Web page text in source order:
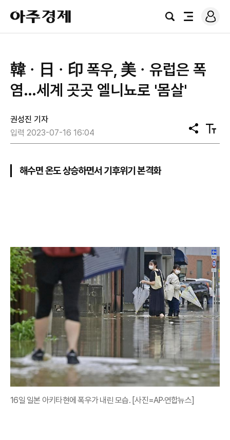
아
주
경
검
전
로
그
韓ㆍ日ㆍ印 폭우, 美ㆍ유럽은 폭
염…세계 곳곳 엘니뇨로 '몸살'
권성진 기자
입력 2023-07-16 16:04
공
유
텍
스
해수면 온도 상승하면서 기후위기 본격화
16일 일본 아키타현에 폭우가 내린 모습. [사진=AP·연합뉴스]